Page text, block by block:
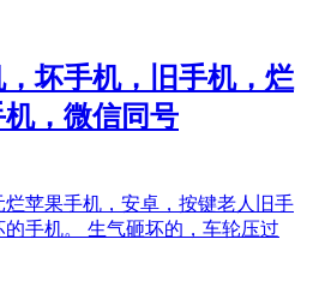
坏手机，旧手机，烂
，微信同号
烂苹果手机，安卓，按键老人旧手
手机。 生气砸坏的，车轮压过